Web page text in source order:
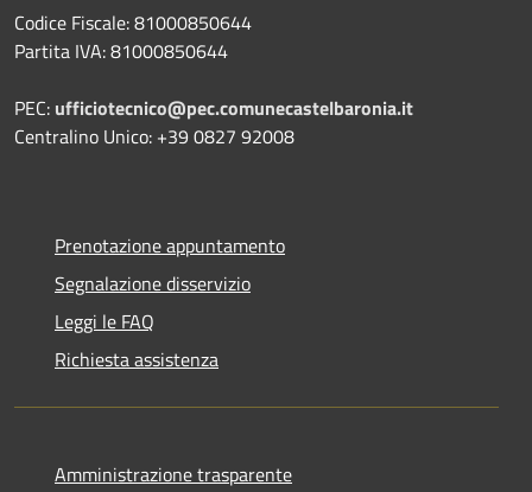
Codice Fiscale: 81000850644
Partita IVA: 81000850644
PEC: ufficiotecnico@pec.comunecastelbaronia.it
Centralino Unico: +39 0827 92008
Prenotazione appuntamento
Segnalazione disservizio
Leggi le FAQ
Richiesta assistenza
Amministrazione trasparente